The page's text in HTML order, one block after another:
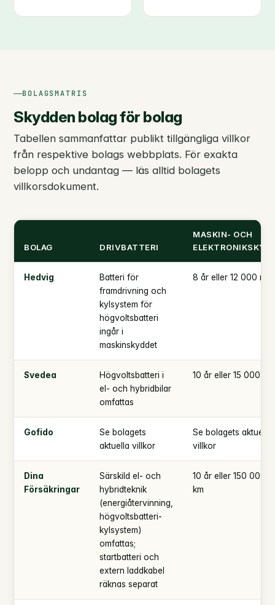
BOLAGSMATRIS
Skydden bolag för bolag
Tabellen sammanfattar publikt tillgängliga villkor
från respektive bolags webbplats. För exakta
belopp och undantag — läs alltid bolagets
villkorsdokument.
BOLAG DRIVBATTERI
MASKIN- OCH
Hedvig
Batteri för
framdrivning och
kylsystem för
högvoltsbatteri
ingår i
maskinskyddet
8 år eller 12 000 mil
Svedea
Högvoltsbatteri i
el- och hybridbilar
omfattas
10 år eller 15 000 mil
Gofido
Se bolagets
aktuella villkor
Se bolagets aktuella
villkor
Dina
Försäkringar
Särskild el- och
hybridteknik
(energiåtervinning,
högvoltsbatteri-
kylsystem)
omfattas;
startbatteri och
extern laddkabel
räknas separat
10 år eller 150 000
km